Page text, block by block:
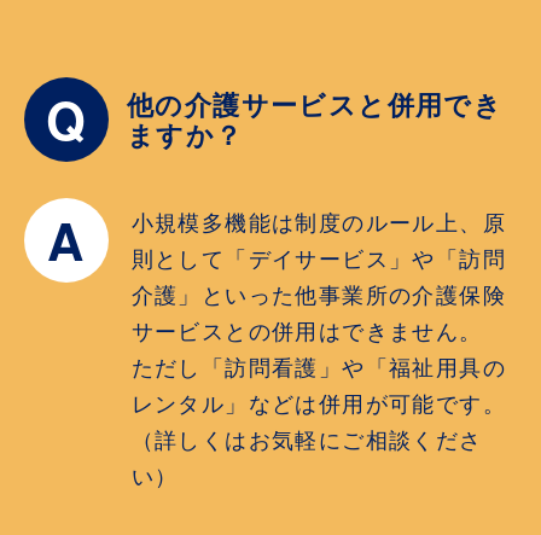
Q 他の介護サービスと併用でき
ますか？
A
小規模多機能は制度のルール上、原
則として「デイサービス」や「訪問
介護」といった他事業所の介護保険
サービスとの併用はできません。
ただし「訪問看護」や「福祉用具の
レンタル」などは併用が可能です。
（詳しくはお気軽にご相談くださ
い）